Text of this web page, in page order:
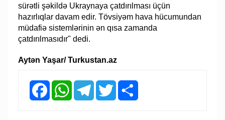
sürətli şəkildə Ukraynaya çatdırılması üçün
hazırlıqlar davam edir. Tövsiyəm hava hücumundan
müdafiə sistemlərinin ən qısa zamanda
çatdırılmasıdır" dedi.
Aytən Yaşar/ Turkustan.az
FacebookWhatsAppTelegramTwitter